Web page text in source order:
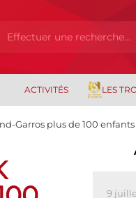
ACTIVITÉS LES
Garros plus de 100
9